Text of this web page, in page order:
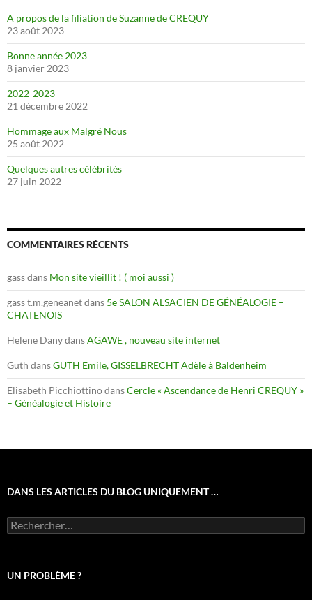
A propos de la filiation de Suzanne de CREQUY
23 août 2023
Bonne année 2023
8 janvier 2023
2022-2023
21 décembre 2022
Hommage aux Malgré Nous
25 août 2022
Quelques autres célébrités
27 juin 2022
COMMENTAIRES RÉCENTS
gassdans Mon site vieillit ! ( moi aussi )
gass t.m.geneanetdans 5e SALON ALSACIEN DE GÉNÉALOGIE –
CHATENOIS
Helene DanydansAGAWE , nouveau site internet
Guth dansGUTH Emile, GISSELBRECHT Adèle à Baldenheim
Elisabeth PicchiottinodansCercle « Ascendance de Henri CREQUY »
– Généalogie et Histoire
DANS LES ARTICLES DU BLOG UNIQUEMENT …
Rechercher :
UN PROBLÈME ?